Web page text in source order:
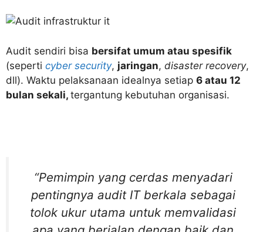
Audit sendiri bisa bersifat umum atau spesifik
(seperti cyber security, jaringan, disaster recovery,
dll). Waktu pelaksanaan idealnya setiap 6 atau 12
bulan sekali, tergantung kebutuhan organisasi.
“Pemimpin yang cerdas menyadari
pentingnya audit IT berkala sebagai
tolok ukur utama untuk memvalidasi